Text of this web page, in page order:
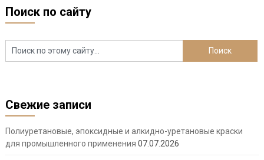
Поиск по сайту
Свежие записи
Полиуретановые, эпоксидные и алкидно-уретановые краски
для промышленного применения 07.07.2026